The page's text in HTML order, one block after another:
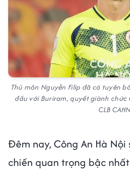
Thủ môn Nguyễn Filip đã có tuyên
đấu với Buriram, quyết giành chức
CLB
Đêm nay, Công An Hà
chiến quan trọng bậc